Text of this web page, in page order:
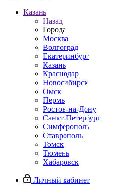
Казань
Назад
Города
Москва
Волгоград
Екатеринбург
Казань
Краснодар
Новосибирск
Омск
Пермь
Ростов-на-Дону
Санкт-Петербург
Симферополь
Ставрополь
Томск
Тюмень
Хабаровск
Личный кабинет